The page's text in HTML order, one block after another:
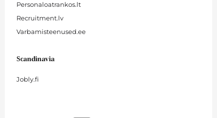
Personaloatrankos.lt
Recruitment.lv
Varbamisteenused.ee
Scandinavia
Jobly.fi